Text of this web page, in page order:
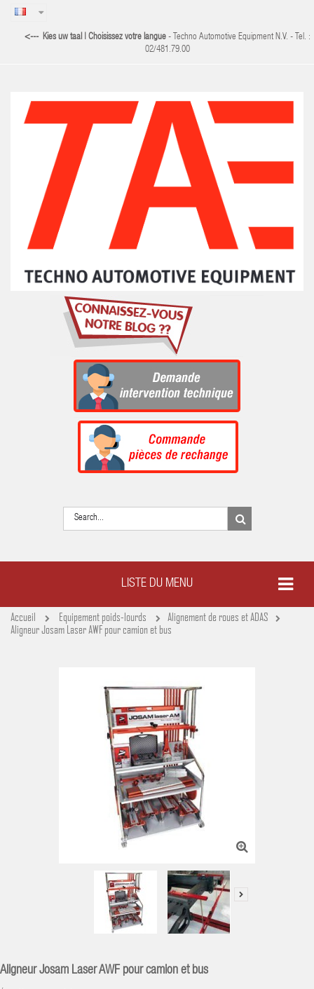
<--- Kies uw taal | Choisissez votre langue - Techno Automotive Equipment N.V. - Tel. :
02/481.79.00
LISTE DU MENU
Accueil Equipement poids-lourds
Alignement de roues et ADAS
Aligneur Josam Laser AWF pour camion et bus
Aligneur Josam Laser AWF pour camion et bus